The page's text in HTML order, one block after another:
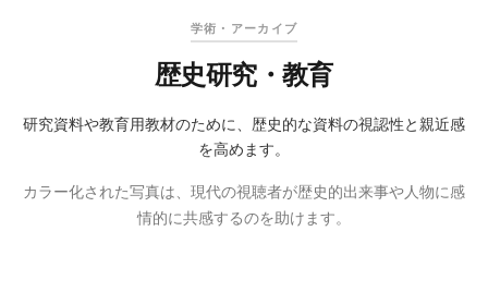
学術・アーカイブ
歴史研究・教育
研究資料や教育用教材のために、歴史的な資料の視認性と親近感
を高めます。
カラー化された写真は、現代の視聴者が歴史的出来事や人物に感
情的に共感するのを助けます。